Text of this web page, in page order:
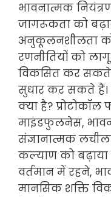
भावनात्मक
जागरूकता को
अनुकूलनशीलता को
रणनीतियों को
विकसित कर सकते
सुधार कर सकते हैं।
क्या है?
माइंडफुलनेस,
संज्ञानात्मक
कल्याण को
वर्तमान में रहने,
मानसिक शक्ति